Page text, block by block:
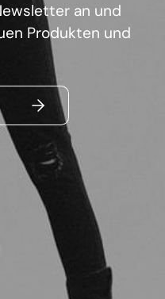
an und
Produkten und
ABSENDEN